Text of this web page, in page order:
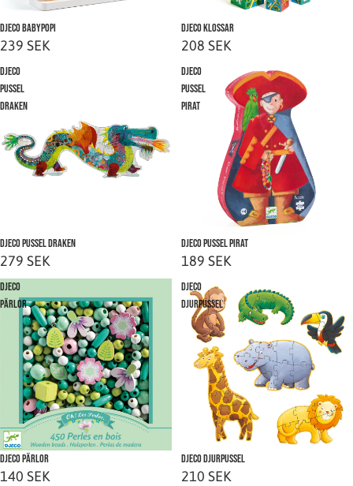
Slutsåld
Djeco BabyPopi
239 SEK
Slutsåld
Djeco Klossar
208 SEK
Djeco
Pussel
Draken
Slutsåld
Djeco Pussel Draken
279 SEK
Djeco
Pussel
Pirat
Djeco Pussel Pirat
189 SEK
Djeco
Pärlor
Slutsåld
Djeco Pärlor
140 SEK
Djeco
Djurpussel
Djeco Djurpussel
210 SEK